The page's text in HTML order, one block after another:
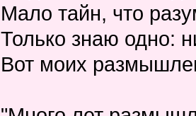
Мало тайн, что
Только знаю одно:
Вот моих